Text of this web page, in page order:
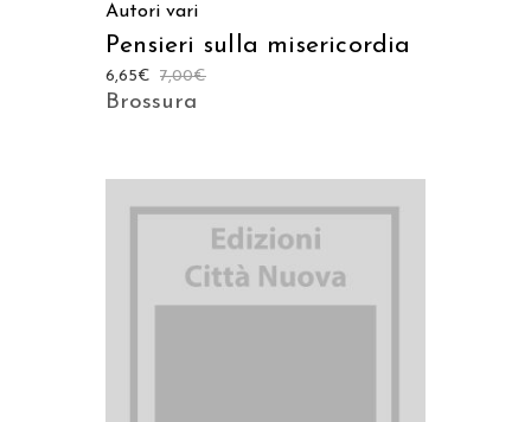
Autori vari
Pensieri sulla misericordia
7,00€
6,65€
Brossura